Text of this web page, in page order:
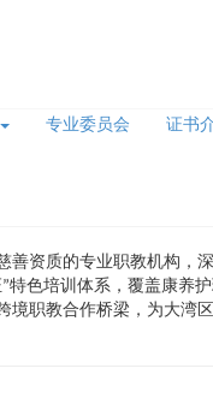
专业委员会 证书
资质的专业职教机构，
色培训体系，覆盖康养
职教合作桥梁，为大湾